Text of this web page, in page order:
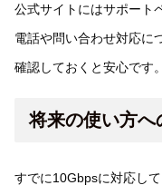
公式サイトにはサポート
電話や問い合わせ対応に
確認しておくと安心です。
将来の使い方へ
すでに10Gbpsに対応し